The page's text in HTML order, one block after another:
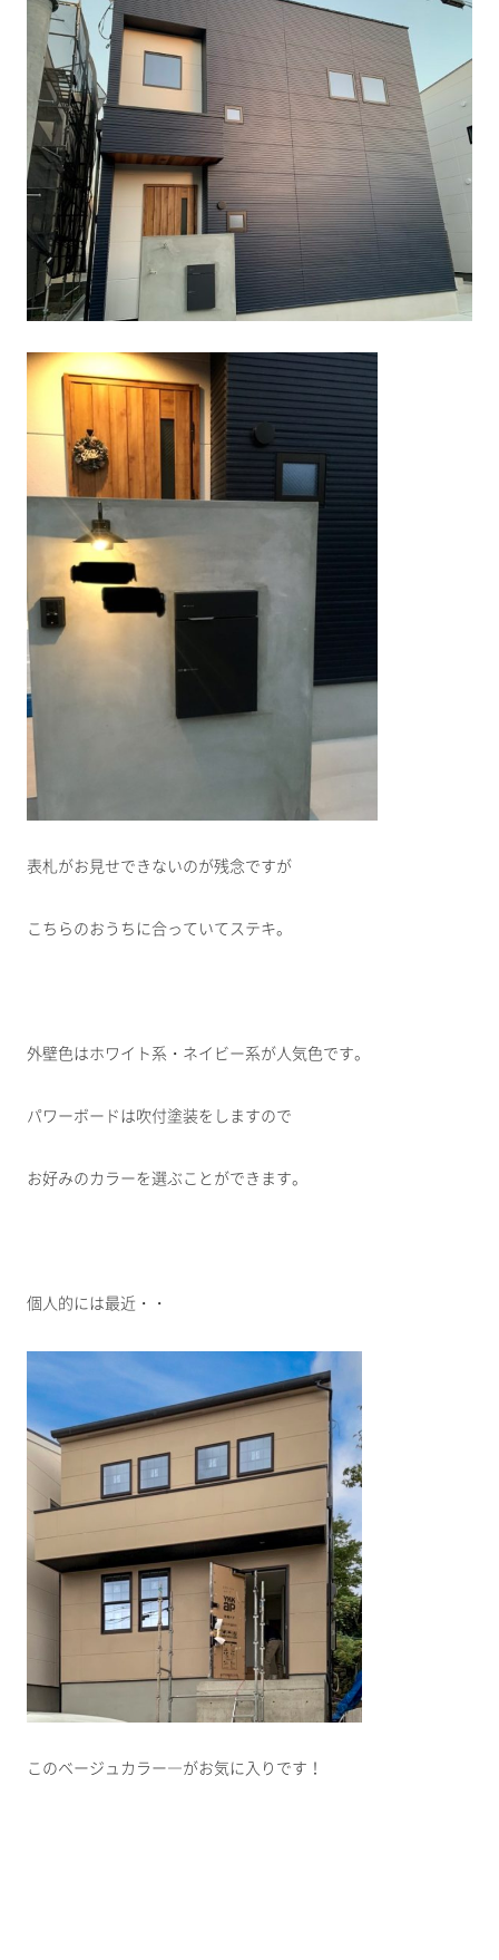
表札がお見せできないのが残念ですが
こちらのおうちに合っていてステキ。
外壁色はホワイト系・ネイビー系が人気色です。
パワーボードは吹付塗装をしますので
お好みのカラーを選ぶことができます。
個人的には最近・・
このベージュカラー―がお気に入りです！